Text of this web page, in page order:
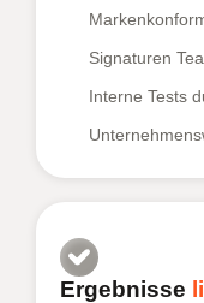
Signaturen
Interne Tests
Ergebnisse